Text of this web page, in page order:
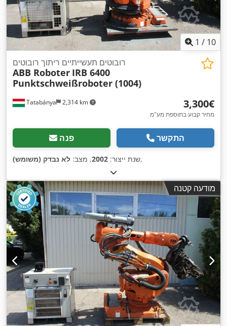
1 / 10
Tatabánya 2,314 km
רובוטים תעשייתיים ריתוך רובוטים
ABB Roboter IRB 6400
Punktschweißroboter (1004)
‏3,300 ‏€
מחיר קבוע בתוספת מע"מ
פנה התקשר
שנת ייצור: 2002, מצב: לא נבדק (משומש) ,
מודעה קטנה